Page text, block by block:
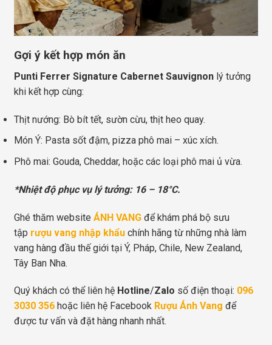
Gợi ý kết hợp món ăn
Punti Ferrer Signature Cabernet Sauvignon lý tưởng
khi kết hợp cùng:
Thịt nướng: Bò bít tết, sườn cừu, thịt heo quay.
Món Ý: Pasta sốt đậm, pizza phô mai – xúc xích.
Phô mai: Gouda, Cheddar, hoặc các loại phô mai ủ vừa.
*Nhiệt độ phục vụ lý tưởng: 16 – 18°C.
Ghé thăm website ÁNH VANG để khám phá bộ sưu
tập rượu vang nhập khẩu chính hãng từ những nhà làm
vang hàng đầu thế giới tại Ý, Pháp, Chile, New Zealand,
Tây Ban Nha.
Quý khách có thể liên hệ Hotline/Zalo số điện thoại: 096
3030 356 hoặc liên hệ Facebook Rượu Ánh Vang để
được tư vấn và đặt hàng nhanh nhất.